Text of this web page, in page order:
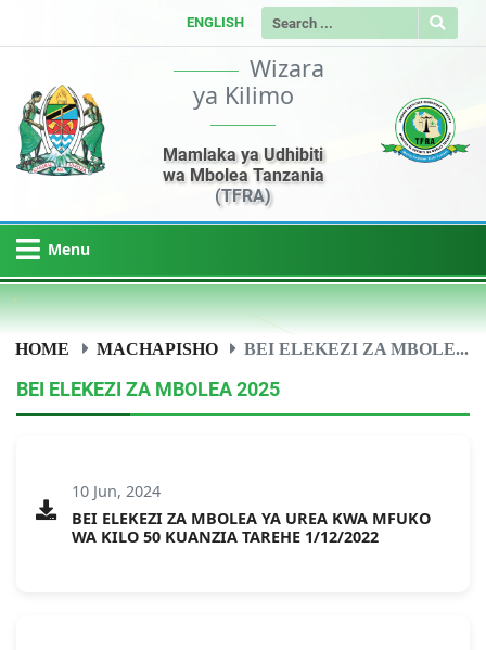
ENGLISH
Wizara
ya Kilimo
Mamlaka ya Udhibiti
wa Mbolea Tanzania
(TFRA)
Menu
HOME MACHAPISHO BEI ELEKEZI ZA MBOLE...
BEI ELEKEZI ZA MBOLEA 2025
10 Jun, 2024
BEI ELEKEZI ZA MBOLEA YA UREA KWA MFUKO
WA KILO 50 KUANZIA TAREHE 1/12/2022